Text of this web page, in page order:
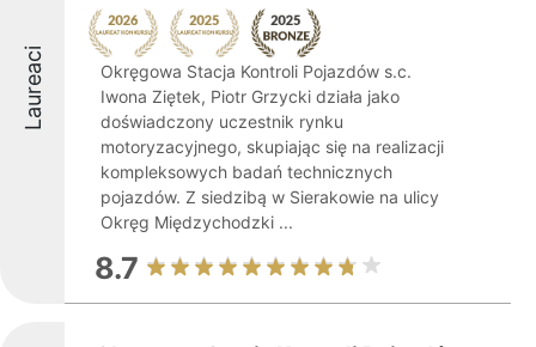
Laureaci
Okręgowa Stacja Kontroli Pojazdów s.c.
Iwona Ziętek, Piotr Grzycki działa jako
doświadczony uczestnik rynku
motoryzacyjnego, skupiając się na realizacji
kompleksowych badań technicznych
pojazdów. Z siedzibą w Sierakowie na ulicy
Okręg Międzychodzki ...
8.7